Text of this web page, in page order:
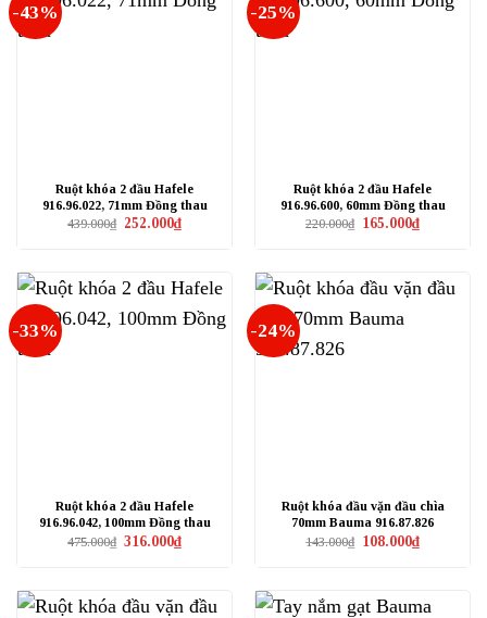
-43%
Ruột khóa 2 đầu Hafele
916.96.022, 71mm Đồng thau
439.000₫ Giá
252.000₫Giá
hiện
-25%
Ruột khóa 2 đầu Hafele
916.96.600, 60mm Đồng thau
220.000₫ Giá
165.000₫Giá
hiện
-33%
Ruột khóa 2 đầu Hafele
916.96.042, 100mm Đồng thau
475.000₫ Giá
316.000₫Giá
hiện
-24%
Ruột khóa đầu vặn đầu chìa
70mm Bauma 916.87.826
143.000₫ Giá
108.000₫Giá
hiện